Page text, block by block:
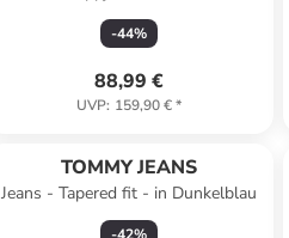
-44%
88,99 €
UVP: 159,90 €*
TOMMY JEANS
Jeans - Tapered fit - in Dunkelblau